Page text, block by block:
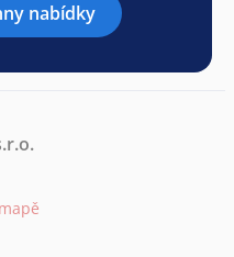
nabídky